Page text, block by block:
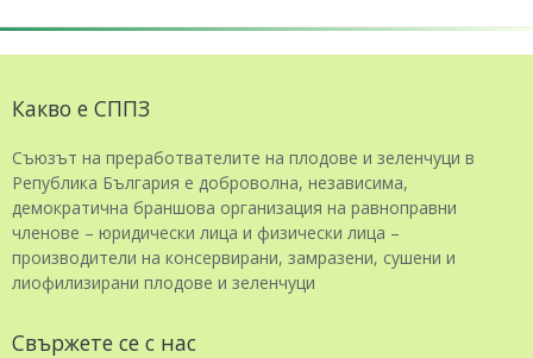
Какво е СППЗ
Съюзът на преработвателите на плодове и зеленчуци в
Република България е доброволна, независима,
демократична браншова организация на равноправни
членове – юридически лица и физически лица –
производители на консервирани, замразени, сушени и
лиофилизирани плодове и зеленчуци
Свържете се с нас